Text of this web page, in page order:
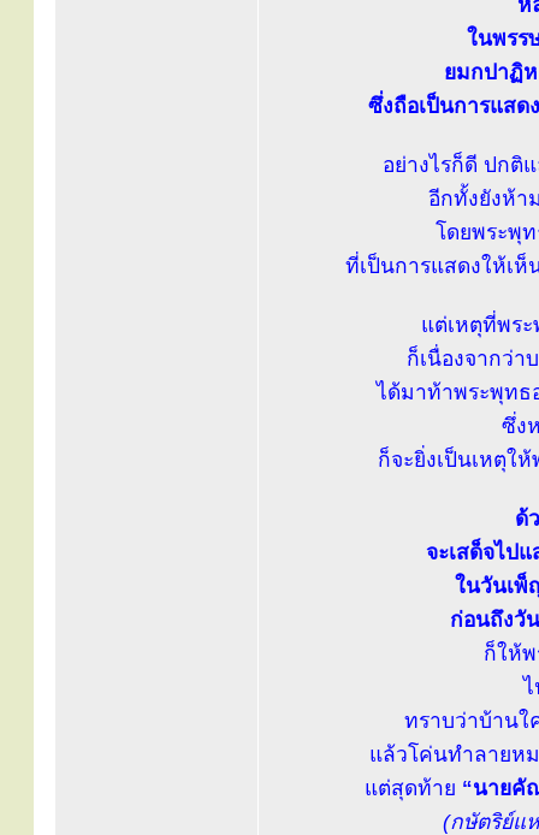
ห
ในพรร
ยมกปาฏิห
ซึ่งถือเป็นการแส
อย่างไรก็ดี ปกติ
อีกทั้งยังห้า
โดยพระพุ
ที่เป็นการแสดงให้เ
แต่เหตุที่พร
ก็เนื่องจากว่า
ได้มาท้าพระพุทธ
ซึ่ง
ก็จะยิ่งเป็นเหตุใ
ด้
จะเสด็จไป
ในวันเพ็
ก่อนถึงวั
ก็ให้
ทราบว่าบ้านใ
แล้วโค่นทำลายห
แต่สุดท้าย “นายคั
(กษัตริย์แ